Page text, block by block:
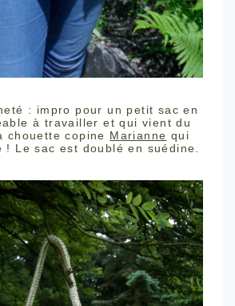
: impro pour un petit sac en
à travailler et qui vient du
chouette copine Marianne qui
! Le sac est doublé en suédine.